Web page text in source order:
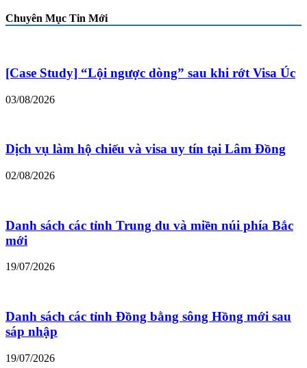
Chuyên Mục Tin Mới
[Case Study] “Lội ngược dòng” sau khi rớt Visa Úc
03/08/2026
Dịch vụ làm hộ chiếu và visa uy tín tại Lâm Đồng
02/08/2026
Danh sách các tỉnh Trung du và miền núi phía Bắc
mới
19/07/2026
Danh sách các tỉnh Đồng bằng sông Hồng mới sau
sáp nhập
19/07/2026